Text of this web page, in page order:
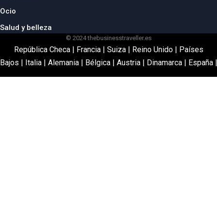
Ocio
Salud y belleza
© 2024 thebusinesstraveller.es
República Checa| Francia| Suiza| Reino Unido|
Países
Bajos
Italia Alemania Bélgica Austria Dinamarca España